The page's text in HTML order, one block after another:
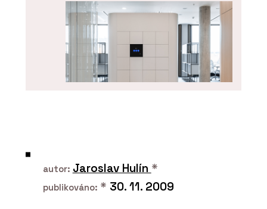
autor: Jaroslav Hulín *
publikováno: * 30. 11. 2009